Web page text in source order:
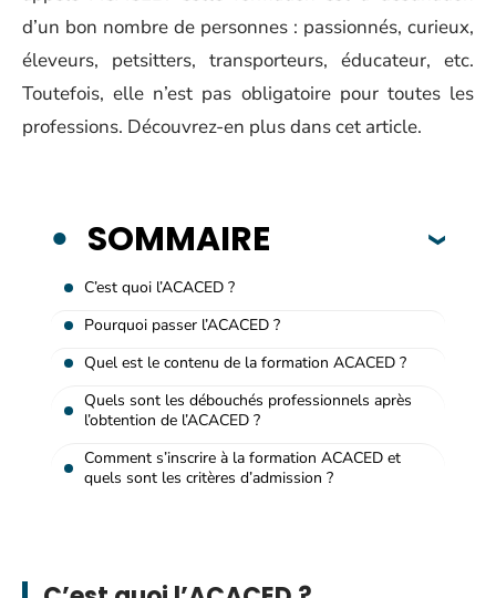
d’un bon nombre de personnes : passionnés, curieux,
éleveurs, petsitters, transporteurs, éducateur, etc.
Toutefois, elle n’est pas obligatoire pour toutes les
professions. Découvrez-en plus dans cet article.
SOMMAIRE
C’est quoi l’ACACED ?
Pourquoi passer l’ACACED ?
Quel est le contenu de la formation ACACED ?
Quels sont les débouchés professionnels après
l’obtention de l’ACACED ?
Comment s’inscrire à la formation ACACED et
quels sont les critères d’admission ?